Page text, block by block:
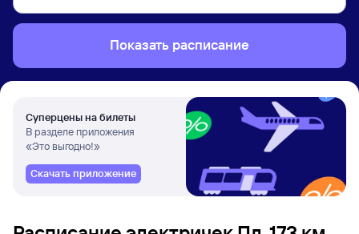
Показать расписание
Суперцены на билеты
В разделе приложения
«Это выгодно!»
Скачать приложение